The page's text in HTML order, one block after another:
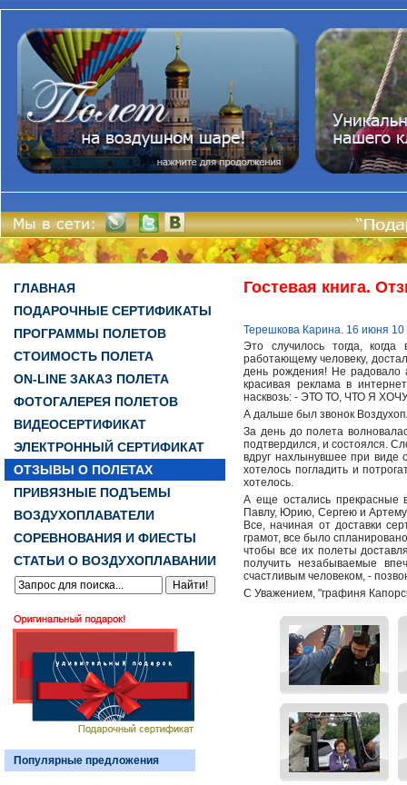
ГЛАВНАЯ
ПОДАРОЧНЫЕ СЕРТИФИКАТЫ
ПРОГРАММЫ ПОЛЕТОВ
СТОИМОСТЬ ПОЛЕТА
ON-LINE ЗАКАЗ ПОЛЕТА
ФОТОГАЛЕРЕЯ ПОЛЕТОВ
ВИДЕОСЕРТИФИКАТ
ЭЛЕКТРОННЫЙ СЕРТИФИКАТ
ОТЗЫВЫ О ПОЛЕТАХ
ПРИВЯЗНЫЕ ПОДЪЕМЫ
ВОЗДУХОПЛАВАТЕЛИ
СОРЕВНОВАНИЯ И ФИЕСТЫ
СТАТЬИ О ВОЗДУХОПЛАВАНИИ
Популярные предложения
Гостевая книга.
Терешкова Карина. 16 июня 10
Это случилось тогда,
работающему человеку,
день рождения! Не радовало
красивая реклама в
насквозь: - ЭТО ТО, ЧТО Я
А дальше был звонок
За день до полета
подтвердился, и состоялся.
вдруг нахлынувшее при
хотелось погладить и
хотелось.
А еще остались прекрасные
Павлу, Юрию, Сергею и
Все, начиная от доставки
грамот, все было
чтобы все их полеты
получить незабываемые
счастливым человеком, -
С Уважением, "графиня